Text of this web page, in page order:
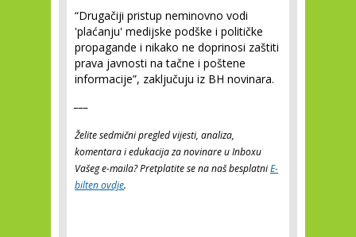
“Drugačiji pristup neminovno vodi
'plaćanju' medijske podške i političke
propagande i nikako ne doprinosi zaštiti
prava javnosti na tačne i poštene
informacije”, zaključuju iz BH novinara.
Želite sedmični pregled vijesti, analiza,
komentara i edukacija za novinare u Inboxu
Vašeg e-maila? Pretplatite se na naš besplatniE-
bilten ovdje.